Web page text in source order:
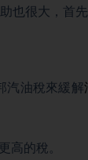
也很大，首先
汽油稅來緩解
高的稅。